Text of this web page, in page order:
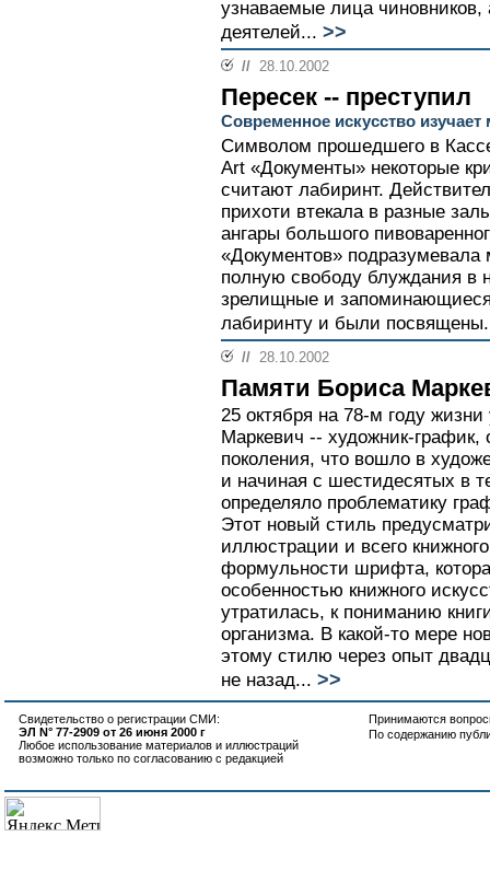
узнаваемые лица чиновников,
деятелей... >>
// 28.10.2002
Пересек -- преступил
Современное искусство
Символом прошедшего в
Art «Документы» некоторые
считают лабиринт.
прихоти втекала в разные
ангары большого
«Документов»
полную свободу блуждания в
зрелищные и
лабиринту и были
// 28.10.2002
Памяти Бориса
25 октября на 78-м году
Маркевич -- художник-
поколения, что вошло в
и начиная с шестидесятых в
определяло проблематику
Этот новый стиль
иллюстрации и всего
формульности шрифта,
особенностью книжного
утратилась, к пониманию
организма. В какой-то мере
этому стилю через опыт
не назад... >>
Свидетельство о регистрации СМИ:
ЭЛ N° 77-2909 от 26 июня 2000 г
Любое использование материалов и иллюстраций
возможно только по согласованию с редакцией
Принимаются
По содержанию